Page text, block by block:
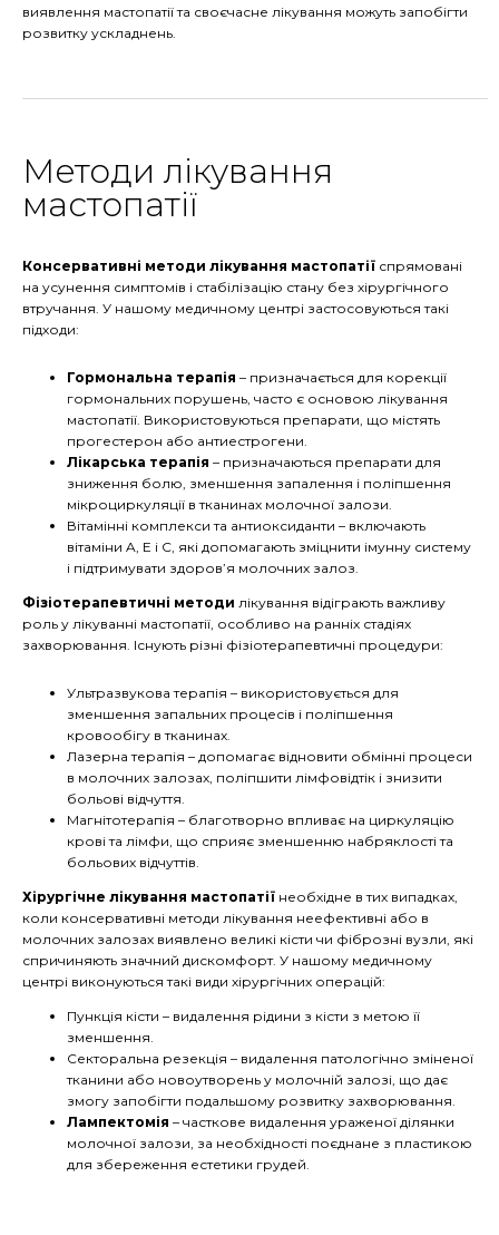
виявлення мастопатії та своєчасне лікування можуть запобігти
розвитку ускладнень.
Методи лікування
мастопатії
Консервативні методи лікування мастопатії спрямовані
на усунення симптомів і стабілізацію стану без хірургічного
втручання. У нашому медичному центрі застосовуються такі
підходи:
Гормональна терапія – призначається для корекції
гормональних порушень, часто є основою лікування
мастопатії. Використовуються препарати, що містять
прогестерон або антиестрогени.
Лікарська терапія – призначаються препарати для
зниження болю, зменшення запалення і поліпшення
мікроциркуляції в тканинах молочної залози.
Вітамінні комплекси та антиоксиданти – включають
вітаміни A, E і C, які допомагають зміцнити імунну систему
і підтримувати здоров’я молочних залоз.
Фізіотерапевтичні методи лікування відіграють важливу
роль у лікуванні мастопатії, особливо на ранніх стадіях
захворювання. Існують різні фізіотерапевтичні процедури:
Ультразвукова терапія – використовується для
зменшення запальних процесів і поліпшення
кровообігу в тканинах.
Лазерна терапія – допомагає відновити обмінні процеси
в молочних залозах, поліпшити лімфовідтік і знизити
больові відчуття.
Магнітотерапія – благотворно впливає на циркуляцію
крові та лімфи, що сприяє зменшенню набряклості та
больових відчуттів.
Хірургічне лікування мастопатії необхідне в тих випадках,
коли консервативні методи лікування неефективні або в
молочних залозах виявлено великі кісти чи фіброзні вузли, які
спричиняють значний дискомфорт. У нашому медичному
центрі виконуються такі види хірургічних операцій:
Пункція кісти – видалення рідини з кісти з метою її
зменшення.
Секторальна резекція – видалення патологічно зміненої
тканини або новоутворень у молочній залозі, що дає
змогу запобігти подальшому розвитку захворювання.
Лампектомія – часткове видалення ураженої ділянки
молочної залози, за необхідності поєднане з пластикою
для збереження естетики грудей.